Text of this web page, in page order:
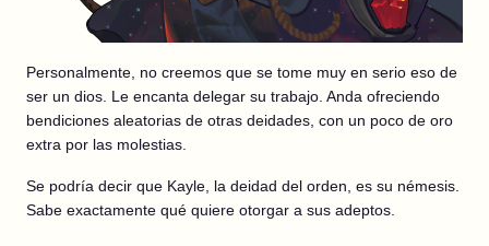
Personalmente, no creemos que se tome muy en serio eso de
ser un dios. Le encanta delegar su trabajo. Anda ofreciendo
bendiciones aleatorias de otras deidades, con un poco de oro
extra por las molestias.
Se podría decir que Kayle, la deidad del orden, es su némesis.
Sabe exactamente qué quiere otorgar a sus adeptos.